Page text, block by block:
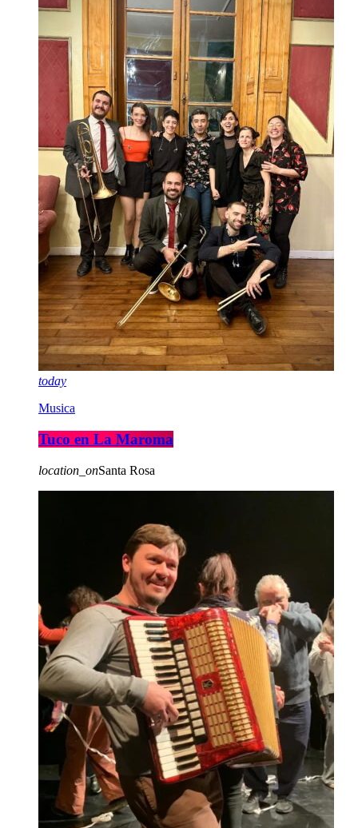
today
Musica
Tuco en La Maroma
location_onSanta Rosa